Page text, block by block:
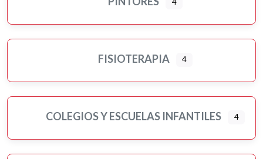
4
FISIOTERAPIA 4
COLEGIOS Y ESCUELAS INFANTILES 4